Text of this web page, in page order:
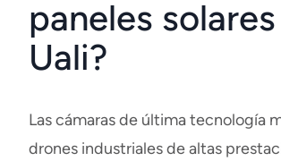
paneles
Uali?
Las cámaras de última tecnología
drones industriales de altas